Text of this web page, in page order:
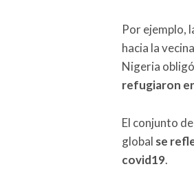
Por ejemplo,
hacia la
Nigeria
refugiaron
El conjunto
global se
covid19.